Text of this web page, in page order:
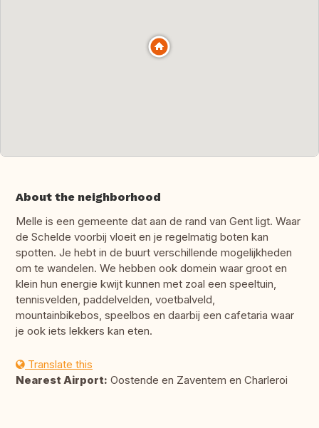
About the neighborhood
Melle is een gemeente dat aan de rand van Gent ligt. Waar
de Schelde voorbij vloeit en je regelmatig boten kan
spotten. Je hebt in de buurt verschillende mogelijkheden
om te wandelen. We hebben ook domein waar groot en
klein hun energie kwijt kunnen met zoal een speeltuin,
tennisvelden, paddelvelden, voetbalveld,
mountainbikebos, speelbos en daarbij een cafetaria waar
je ook iets lekkers kan eten.
Translate this
Nearest Airport: Oostende en Zaventem en Charleroi